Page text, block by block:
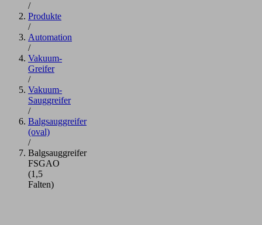
/
Produkte
/
Automation
/
Vakuum-
Greifer
/
Vakuum-
Sauggreifer
/
Balgsauggreifer
(oval)
/
Balgsauggreifer
FSGAO
(1,5
Falten)